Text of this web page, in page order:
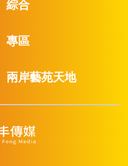
綜合
專區
兩岸藝苑天地